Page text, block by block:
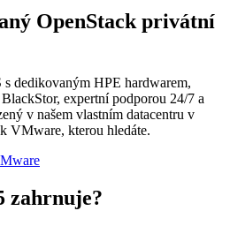
OpenStack privátní
s dedikovaným HPE hardwarem,
expertní podporou 24/7 a
v našem vlastním datacentru v
VMware, kterou hledáte.
zahrnuje?